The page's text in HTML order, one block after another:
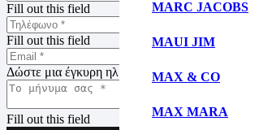
MARC JACOBS
MAUI JIM
MAX & CO
MAX MARA
Fill out this field
Fill out this field
Δώστε μια έγκυρη ηλ. διεύθυνση.
Fill out this field